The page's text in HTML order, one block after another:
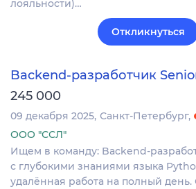
лояльности)…
Откликнуться
Backend-разработчик
245 000
09 декабря 2025 Санкт-Петербург
ООО "ССЛ"
Ищем в команду: Backend-
с глубокими знаниями языка
удалённая работа на полный день.